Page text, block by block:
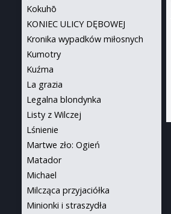
Kokuhō
KONIEC ULICY DĘBOWEJ
Kronika wypadków miłosnych
Kumotry
Kuźma
La grazia
Legalna blondynka
Listy z Wilczej
Lśnienie
Martwe zło: Ogień
Matador
Michael
Milcząca przyjaciółka
Minionki i straszydła